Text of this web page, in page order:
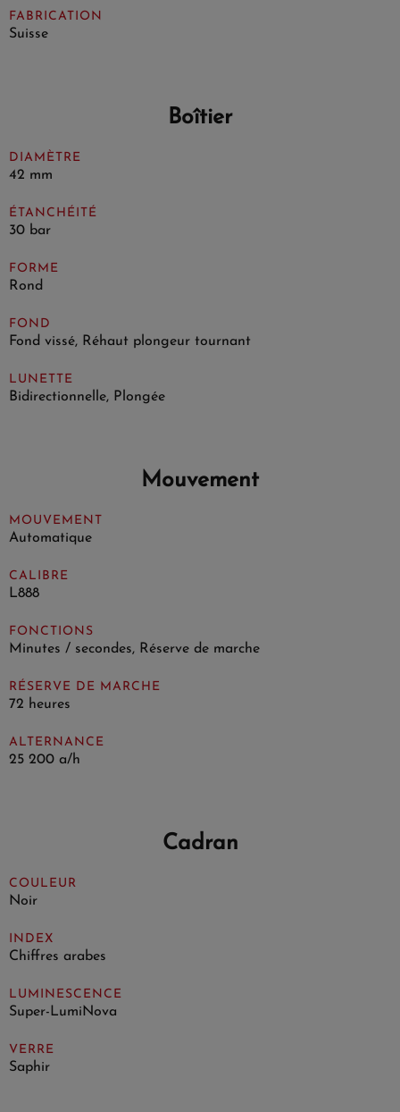
FABRICATION
Suisse
Boîtier
DIAMÈTRE
42 mm
ÉTANCHÉITÉ
30 bar
FORME
Rond
FOND
Fond vissé, Réhaut plongeur tournant
LUNETTE
Bidirectionnelle, Plongée
Mouvement
MOUVEMENT
Automatique
CALIBRE
L888
FONCTIONS
Minutes / secondes, Réserve de marche
RÉSERVE DE MARCHE
72 heures
ALTERNANCE
25 200 a/h
Cadran
COULEUR
Noir
INDEX
Chiffres arabes
LUMINESCENCE
Super-LumiNova
VERRE
Saphir